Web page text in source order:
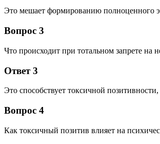
Это мешает формированию полноценного
Вопрос 3
Что происходит при тотальном запрете на
Ответ 3
Это способствует токсичной
Вопрос 4
Как токсичный позитив влияет на